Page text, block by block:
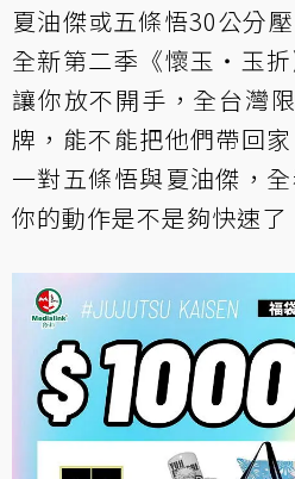
夏油傑或五條悟30公分
全新第二季《懷玉‧玉
讓你放不開手，全台灣
牌，能不能把他們帶回
一對五條悟與夏油傑，
你的動作是不是夠快速了